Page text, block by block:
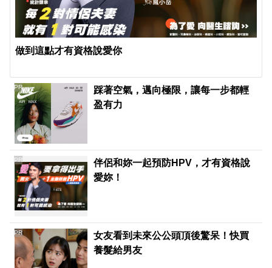
做到這點才有資格說愛你
踩著空氣，邁向極限，讓每一步都輕
盈有力
PR
伴侶和妳一起預防HPV，才有資格說
愛妳！
PR
女友看到未來公公頭頂後驚呆！快買
養髮給男友
PR